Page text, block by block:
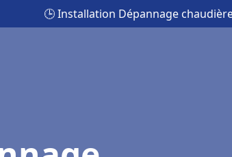
🕒 Installation Dépannage